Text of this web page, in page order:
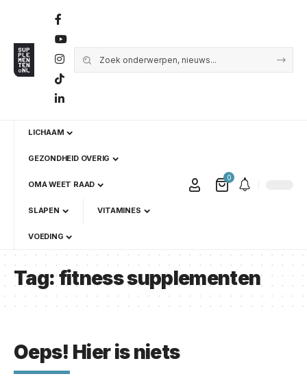
LICHAAM
GEZONDHEID OVERIG
OMA WEET RAAD
SLAPEN VITAMINES
VOEDING
0
Tag:fitness supplementen
Oeps! Hier is niets